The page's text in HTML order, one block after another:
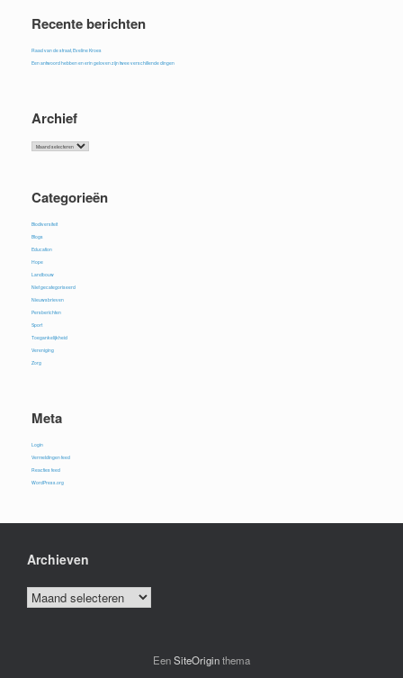
Recente berichten
Raad van de straat, Eveline Kroes
Een antwoord hebben en erin geloven zijn twee verschillende dingen
Archief
Categorieën
Biodiversiteit
Blogs
Education
Hope
Landbouw
Niet gecategoriseerd
Nieuwsbrieven
Persberichten
Sport
Toegankelijkheid
Vereniging
Zorg
Meta
Login
Vermeldingen feed
Reacties feed
WordPress.org
Archieven
Archieven
EenSiteOriginthema